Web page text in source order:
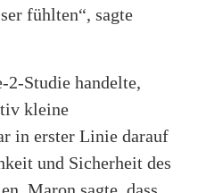
fühlten“, sagte
2-Studie handelte,
kleine
in erster Linie darauf
und Sicherheit des